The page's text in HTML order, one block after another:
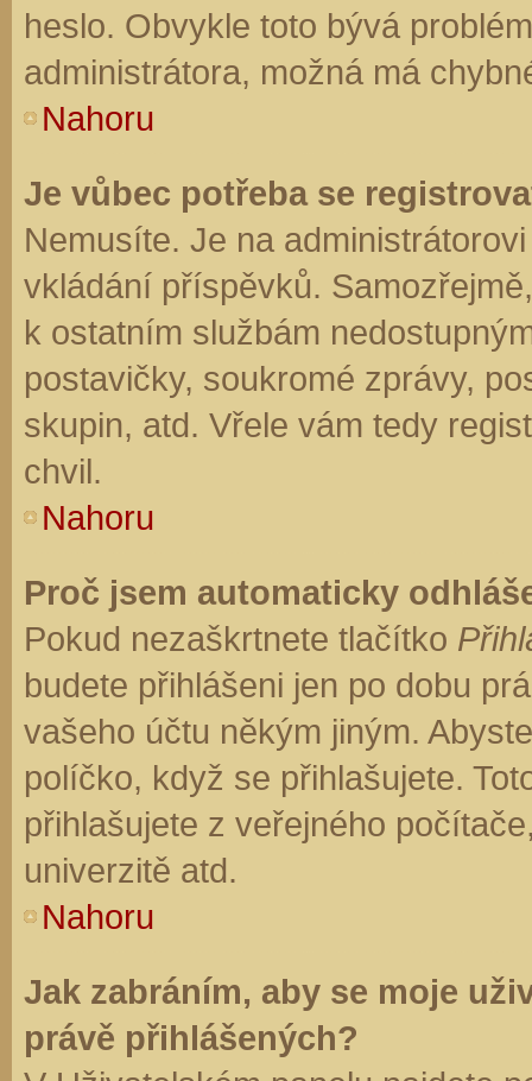
heslo. Obvykle toto bývá
administrátora, možná má
Nahoru
Je vůbec potřeba se
Nemusíte. Je na
vkládání příspěvků.
k ostatním službám
postavičky, soukromé zprávy,
skupin, atd. Vřele vám tedy
chvil.
Nahoru
Proč jsem automaticky
Pokud nezaškrtnete tlačítko
budete přihlášeni jen po dobu
vašeho účtu někým jiným.
políčko, když se přihlašujete.
přihlašujete z veřejného
univerzitě atd.
Nahoru
Jak zabráním, aby se moje
právě přihlášených?